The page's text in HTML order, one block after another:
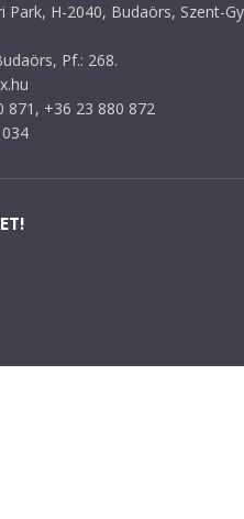
Park, H-2040, Budaörs, Szent-
Pf.: 268.
871, +36 23 880 872